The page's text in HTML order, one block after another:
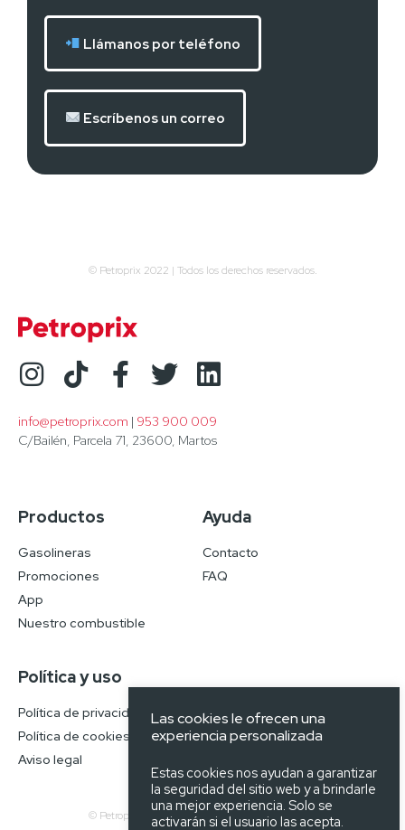
Llámanos por teléfono
Escríbenos un correo
© Petroprix 2022 | Todos los derechos reservados.
info@petroprix.com | 953 900 009
C/Bailén, Parcela 71, 23600, Martos
Productos
Gasolineras
Promociones
App
Nuestro combustible
Ayuda
Contacto
FAQ
Política y uso
Política de privacidad
Política de cookies
Aviso legal
© Petroprix 2026 | Todos los derechos reservados.
Las cookies le ofrecen una
experiencia personalizada
Estas cookies nos ayudan a garantizar
la seguridad del sitio web y a brindarle
una mejor experiencia. Solo se
activarán si el usuario las acepta.